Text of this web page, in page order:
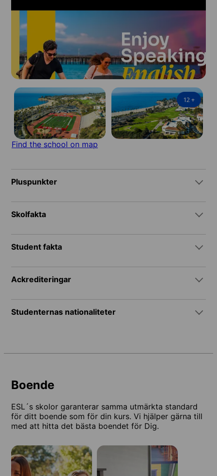
12+
Find the school on map
Pluspunkter
Skolfakta
Student fakta
Ackrediteringar
Studenternas nationaliteter
Boende
ESL´s skolor garanterar samma utmärkta standard
för ditt boende som för din kurs. Vi hjälper gärna till
med att hitta det bästa boendet för Dig.